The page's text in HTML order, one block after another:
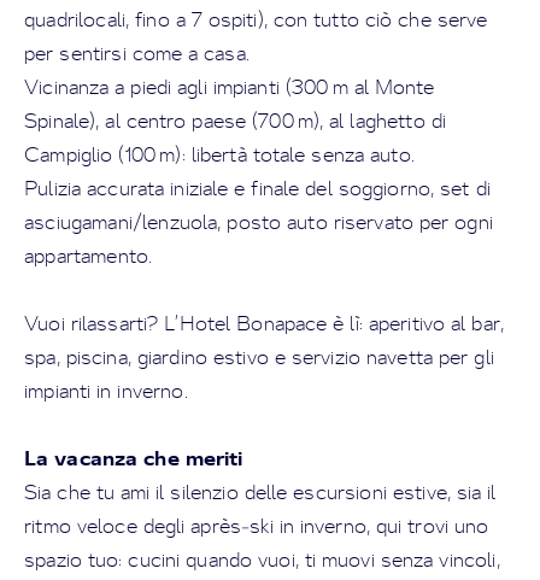
quadrilocali, fino a 7 ospiti), con tutto ciò che serve
per sentirsi come a casa.
Vicinanza a piedi agli impianti (300 m al Monte
Spinale), al centro paese (700 m), al laghetto di
Campiglio (100 m): libertà totale senza auto.
Pulizia accurata iniziale e finale del soggiorno, set di
asciugamani/lenzuola, posto auto riservato per ogni
appartamento.
Vuoi rilassarti? L’Hotel Bonapace è lì: aperitivo al bar,
spa, piscina, giardino estivo e servizio navetta per gli
impianti in inverno.
La vacanza che meriti
Sia che tu ami il silenzio delle escursioni estive, sia il
ritmo veloce degli après‑ski in inverno, qui trovi uno
spazio tuo: cucini quando vuoi, ti muovi senza vincoli,